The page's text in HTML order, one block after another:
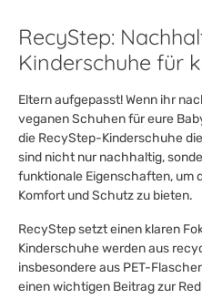
RecyStep:
Kinderschuhe für
Eltern aufgepasst! Wenn ihr
veganen Schuhen für eure
die RecyStep-Kinderschuhe
sind nicht nur nachhaltig,
funktionale Eigenschaften, um
Komfort und Schutz zu bieten.
RecyStep setzt einen klaren
Kinderschuhe werden aus
insbesondere aus PET-
einen wichtigen Beitrag zur